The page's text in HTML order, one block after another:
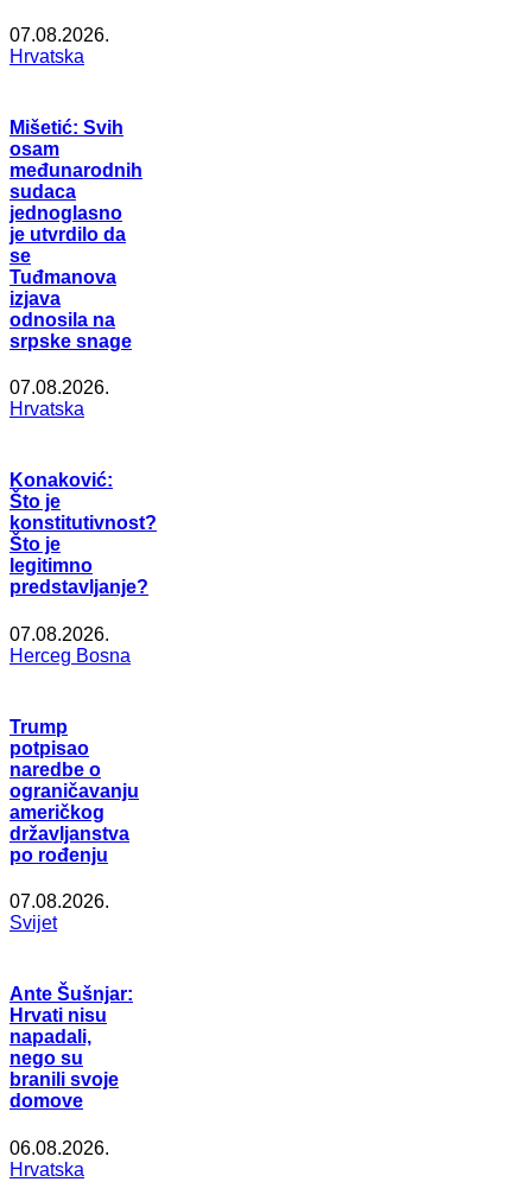
07.08.2026.
Hrvatska
Mišetić: Svih
osam
međunarodnih
sudaca
jednoglasno
je utvrdilo da
se
Tuđmanova
izjava
odnosila na
srpske snage
07.08.2026.
Hrvatska
Konaković:
Što je
konstitutivnost?
Što je
legitimno
predstavljanje?
07.08.2026.
Herceg Bosna
Trump
potpisao
naredbe o
ograničavanju
američkog
državljanstva
po rođenju
07.08.2026.
Svijet
Ante Šušnjar:
Hrvati nisu
napadali,
nego su
branili svoje
domove
06.08.2026.
Hrvatska